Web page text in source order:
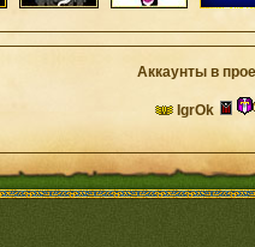
Аккаунты в
IgrOk